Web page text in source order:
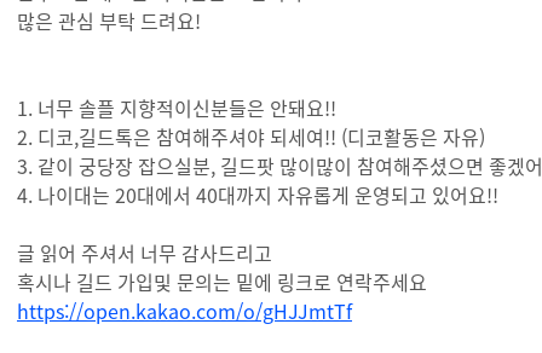
많은 관심 부탁 드려요!
1. 너무 솔플 지향적이신분들은 안돼요!!
2. 디코,길드톡은 참여해주셔야 되세여!! (디코활동은 자유)
3. 같이 궁당장 잡으실분, 길드팟 많이많이 참여해주셨으면 좋겠
4. 나이대는 20대에서 40대까지 자유롭게 운영되고 있어요!!
글 읽어 주셔서 너무 감사드리고
혹시나 길드 가입및 문의는 밑에 링크로 연락주세요
https://open.kakao.com/o/gHJJmtTf